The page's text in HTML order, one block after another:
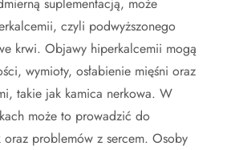
czyli podwyższonego
krwi. Objawy hiperkalcemii mogą
wymioty, osłabienie mięśni oraz
takie jak kamica nerkowa. W
może to prowadzić do
oraz problemów z sercem. Osoby